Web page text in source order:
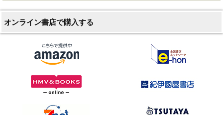
オンライン書店で購入する